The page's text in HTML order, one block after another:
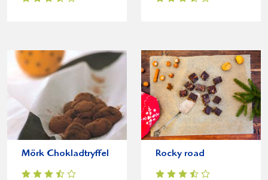
Mörk Chokladtryffel Rocky road